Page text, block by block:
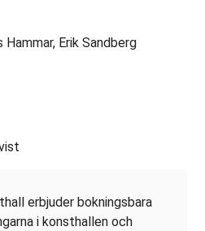
Erik Sandberg
erbjuder bokningsbara
i konsthallen och